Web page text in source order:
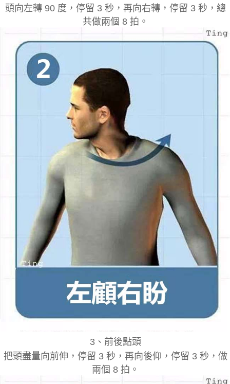
頭向左轉 90 度，停留 3 秒，再向右轉，停留 3 秒，總
共做兩個 8 拍。
3、 前後點頭
把頭盡量向前伸，停留 3 秒，再向後仰，停留 3 秒，做
兩個 8 拍。